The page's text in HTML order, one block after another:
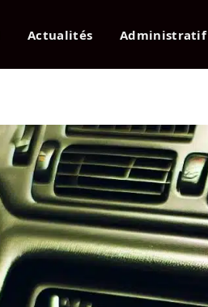
Actualités Administratif